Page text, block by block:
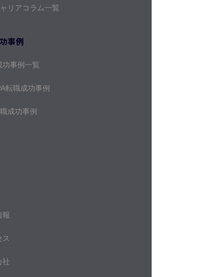
リアコラム一覧
事例
功事例一覧
転職成功事例
成功事例
報
ス
社